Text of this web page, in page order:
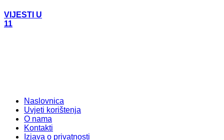
VIJESTI U
11
Naslovnica
Uvjeti korištenja
O nama
Kontakti
Izjava o privatnosti